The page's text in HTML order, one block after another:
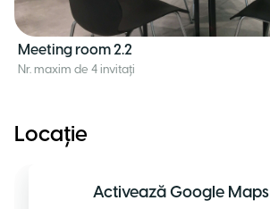
Meeting room 2.2
Nr. maxim de 4 invitați
Locație
Activează Google Maps